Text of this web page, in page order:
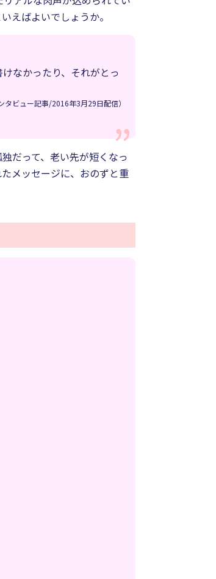
えばよいでしょうか。
なかったり、それがとっ
ビュー記事/2016年3月29日配信）
だって、老い先が短くなっ
メッセージに、おのずと重